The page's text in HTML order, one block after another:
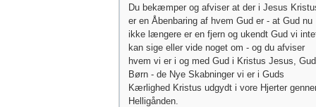
Du bekæmper og afviser at der i Jesus
er en Åbenbaring af hvem Gud er - at Gud nu
ikke længere er en fjern og ukendt Gud vi
kan sige eller vide noget om - og du afviser
hvem vi er i og med Gud i Kristus Jesus,
Børn - de Nye Skabninger vi er i Guds
Kærlighed Kristus udgydt i vore Hjerter
Helligånden.